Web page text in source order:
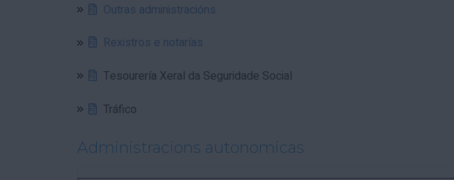
Outras administracións
Rexistros e notarías
Tesourería Xeral da Seguridade Social
Tráfico
Administracions autonomicas